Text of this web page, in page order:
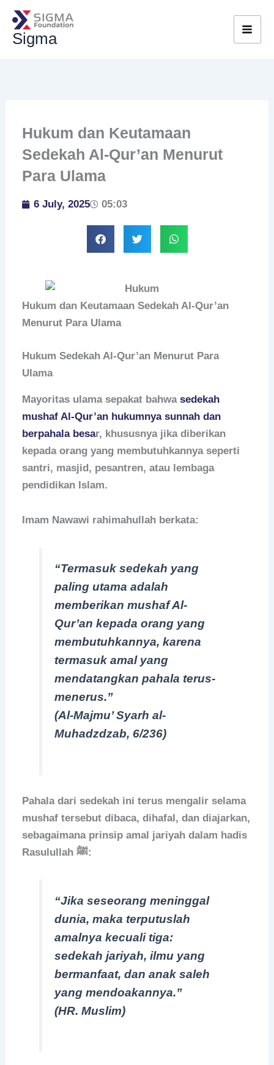
Skip
content
Sigma
Hukum dan Keutamaan
Sedekah Al-Qur’an Menurut
Para Ulama
6 July, 2025 05:03
Hukum dan Keutamaan Sedekah Al-Qur’an
Menurut Para Ulama
Hukum Sedekah Al-Qur’an Menurut Para
Ulama
Mayoritas ulama sepakat bahwasedekah
mushaf Al-Qur’an hukumnya sunnah dan
berpahala besar, khususnya jika diberikan
kepada orang yang membutuhkannya seperti
santri, masjid, pesantren, atau lembaga
pendidikan Islam.
Imam Nawawi rahimahullah berkata:
“Termasuk sedekah yang
paling utama adalah
memberikan mushaf Al-
Qur’an kepada orang yang
membutuhkannya, karena
termasuk amal yang
mendatangkan pahala terus-
menerus.”
(Al-Majmu’ Syarh al-
Muhadzdzab, 6/236)
Pahala dari sedekah ini terus mengalir selama
mushaf tersebut dibaca, dihafal, dan diajarkan,
sebagaimana prinsip amal jariyah dalam hadis
Rasulullah ﷺ:
“Jika seseorang meninggal
dunia, maka terputuslah
amalnya kecuali tiga:
sedekah jariyah, ilmu yang
bermanfaat, dan anak saleh
yang mendoakannya.”
(HR. Muslim)